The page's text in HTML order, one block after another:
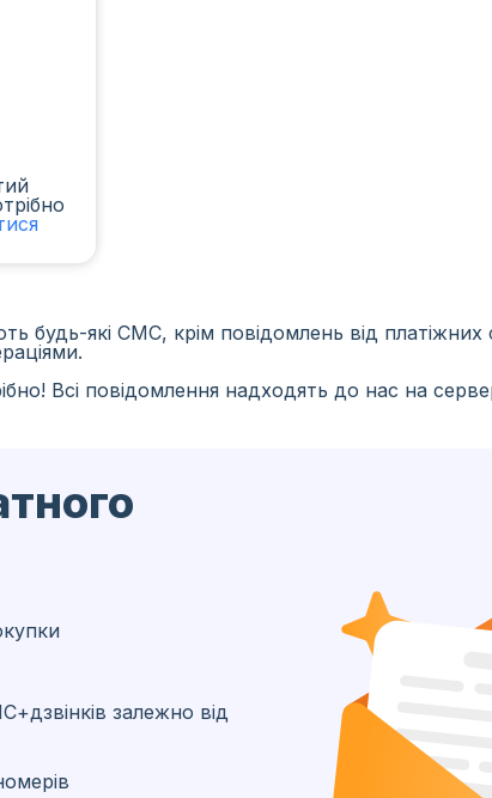
будь-які СМС, крім повідомлень від платіжних
Всі повідомлення надходять до нас на
залежно від